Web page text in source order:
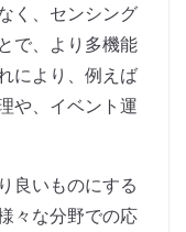
く、センシング
で、より多機能
により、例えば
や、イベント運
良いものにする
々な分野での応